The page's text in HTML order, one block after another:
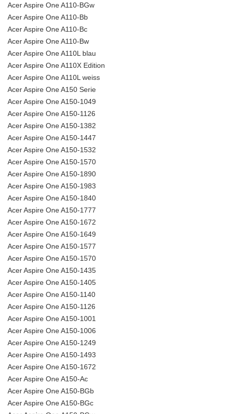
Acer Aspire One A110-BGw
Acer Aspire One A110-Bb
Acer Aspire One A110-Bc
Acer Aspire One A110-Bw
Acer Aspire One A110L blau
Acer Aspire One A110X Edition
Acer Aspire One A110L weiss
Acer Aspire One A150 Serie
Acer Aspire One A150-1049
Acer Aspire One A150-1126
Acer Aspire One A150-1382
Acer Aspire One A150-1447
Acer Aspire One A150-1532
Acer Aspire One A150-1570
Acer Aspire One A150-1890
Acer Aspire One A150-1983
Acer Aspire One A150-1840
Acer Aspire One A150-1777
Acer Aspire One A150-1672
Acer Aspire One A150-1649
Acer Aspire One A150-1577
Acer Aspire One A150-1570
Acer Aspire One A150-1435
Acer Aspire One A150-1405
Acer Aspire One A150-1140
Acer Aspire One A150-1126
Acer Aspire One A150-1001
Acer Aspire One A150-1006
Acer Aspire One A150-1249
Acer Aspire One A150-1493
Acer Aspire One A150-1672
Acer Aspire One A150-Ac
Acer Aspire One A150-BGb
Acer Aspire One A150-BGc